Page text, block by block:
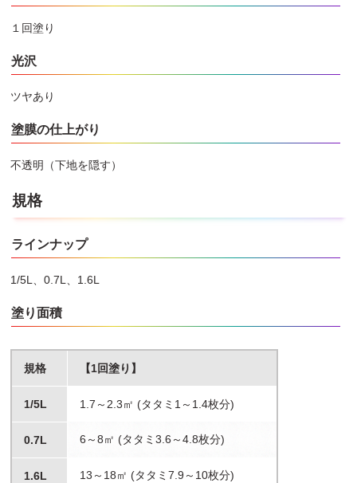
１回塗り
光沢
ツヤあり
塗膜の仕上がり
不透明（下地を隠す）
規格
ラインナップ
1/5L、0.7L、1.6L
塗り面積
規格 【1回塗り】
1/5L 1.7～2.3㎡ (タタミ1～1.4枚分)
0.7L 6～8㎡ (タタミ3.6～4.8枚分)
1.6L 13～18㎡ (タタミ7.9～10枚分)